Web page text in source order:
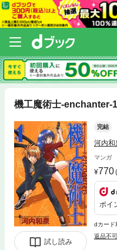
機工魔術士-enchanter-
試し読み
完結
河内和
マンガ
770
ポイ
dカード
返品不可